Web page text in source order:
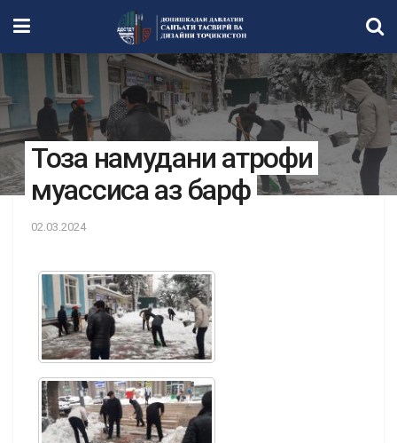
Тоза намудани атрофи
муассиса аз барф
02.03.2024